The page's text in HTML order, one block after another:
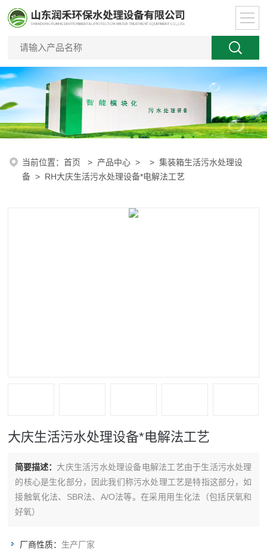
当前位置：首页 > 产品中心 > >集装箱生活污水处理设
备 > RH大庆生活污水处理设备*电解法工艺
大庆生活污水处理设备*电解法工艺
简要描述： 大庆生活污水处理设备电解法工艺由于生活污水处理
的核心是生化部分，因此我们称污水处理工艺是特指这部分，如
接触氧化法、SBR法、A/O法等。在采用用生化法（包括厌氧和
好氧）
厂商性质： 生产厂家